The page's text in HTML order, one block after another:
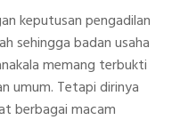
keputusan pengadilan
sehingga badan usaha
memang terbukti
umum. Tetapi dirinya
berbagai macam